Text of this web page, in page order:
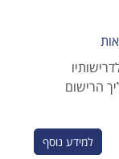
הרישום
למידע נוסף